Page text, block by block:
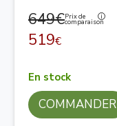
649€Prix de
comparaison
519€
En stock
COMMANDER